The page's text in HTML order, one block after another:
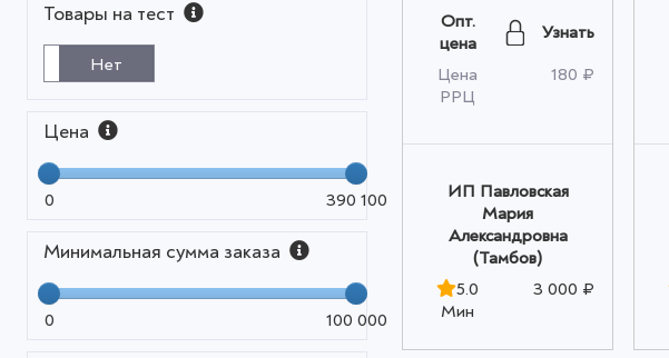
Товары на тест
Нет
Цена
0 390 100
Минимальная сумма заказа
0 100 000
Опт.
цена
Узнать
Цена
РРЦ
180 ₽
ИП Павловская
Мария
Александровна
(Тамбов)
5.0
Мин
3 000 ₽